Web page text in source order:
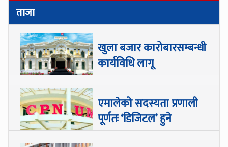
ताजा
खुला बजार कारोबारसम्बन्धी
कार्यविधि लागू
एमालेको सदस्यता प्रणाली
पूर्णतः ‘डिजिटल’ हुने